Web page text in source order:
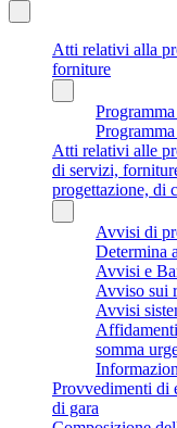
Atti relativi alla
forniture
Atti relativi alle
di servizi,
progettazione, di
Avvisi di
Determina
Avvisi e
Avviso sui
Avvisi
somma
Provvedimenti di
di gara